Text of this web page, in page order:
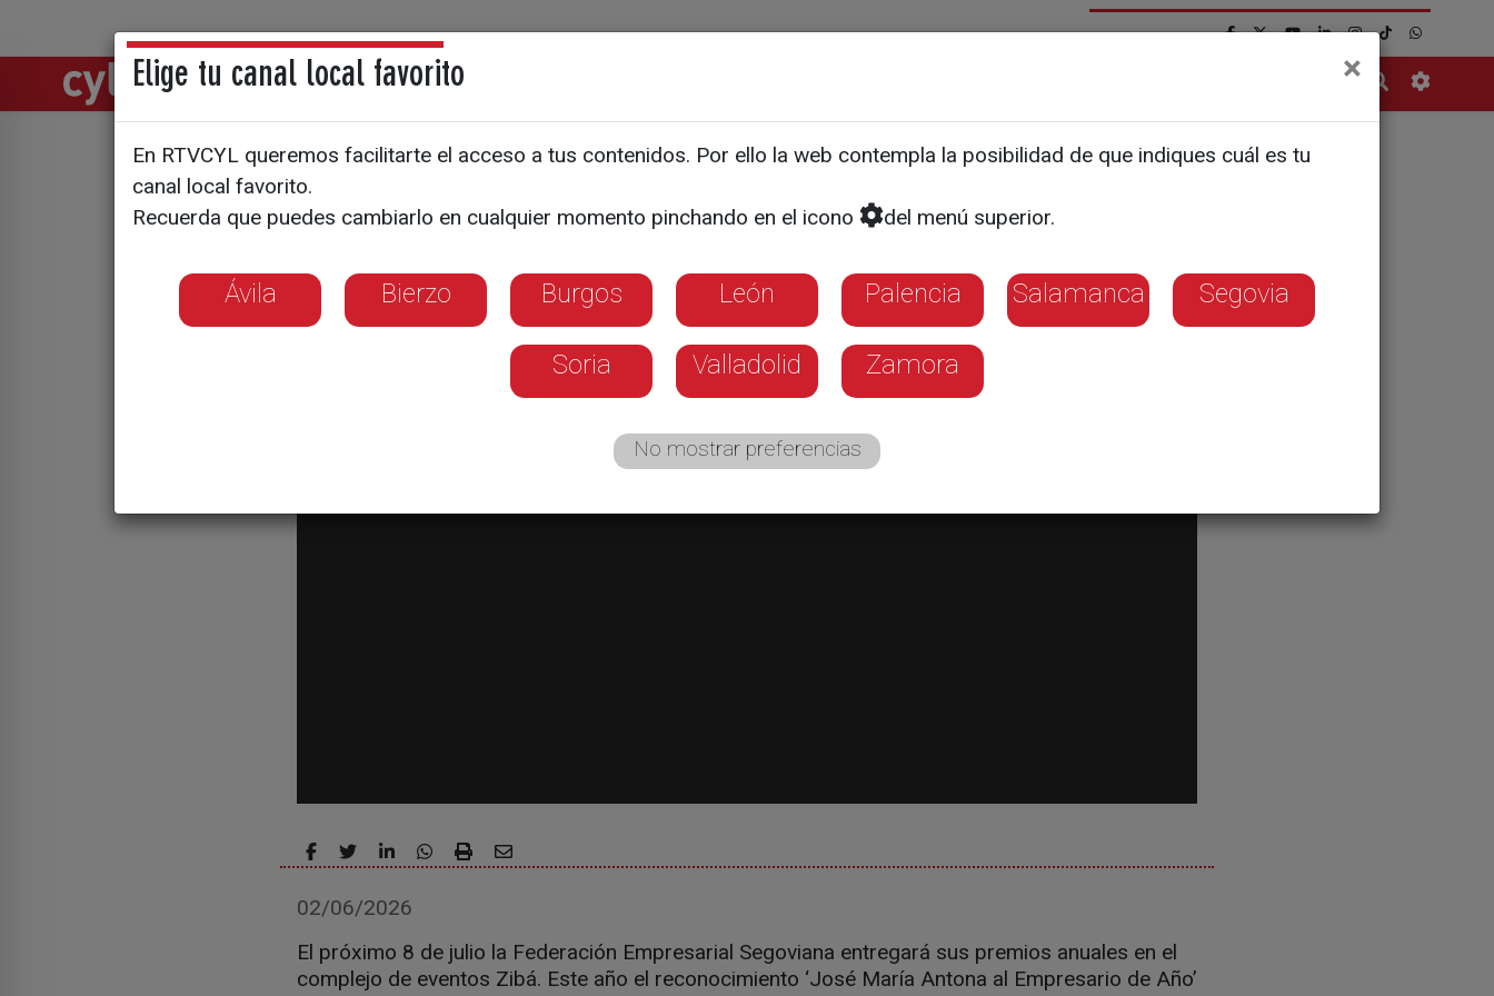
Directos Noticias
El director general de Verescence, Premio al
Empresario del Año 2026
02/06/2026
El próximo 8 de julio la Federación Empresarial Segoviana entregará sus premios anuales en el
complejo de eventos Zibá. Este año el reconocimiento ‘José María Antona al Empresario de Año’
Elige tu canal local favorito ×
En RTVCYL queremos facilitarte el acceso a tus contenidos. Por ello la web contempla la posibilidad de que indiques cuál es tu
canal local favorito.
Recuerda que puedes cambiarlo en cualquier momento pinchando en el icono
del menú superior.
Ávila Bierzo Burgos León Palencia Salamanca Segovia
Soria Valladolid Zamora
No mostrar preferencias